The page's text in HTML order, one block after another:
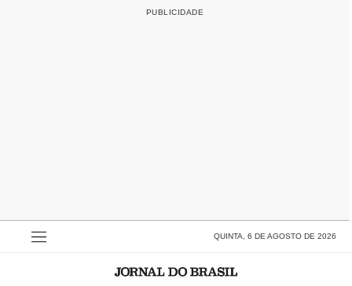
QUINTA, 6 DE AGOSTO DE 2026